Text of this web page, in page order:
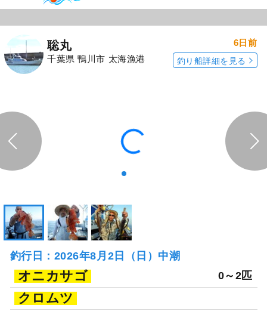
聡丸
千葉県 鴨川市 太海漁港
6日前
釣り船詳細を見る
釣行日：2026年8月2日（日）中潮
オニカサゴ 0～2匹
クロムツ